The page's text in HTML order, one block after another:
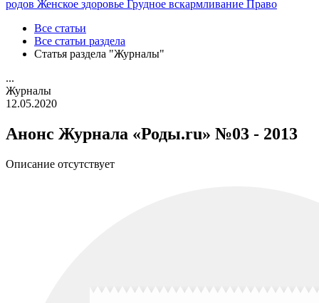
родов Женское здоровье Грудное вскармливание Право
Все статьи
Все статьи раздела
Статья раздела "Журналы"
...
Журналы
12.05.2020
Анонс Журнала «Роды.ru» №03 - 2013
Описание отсутствует